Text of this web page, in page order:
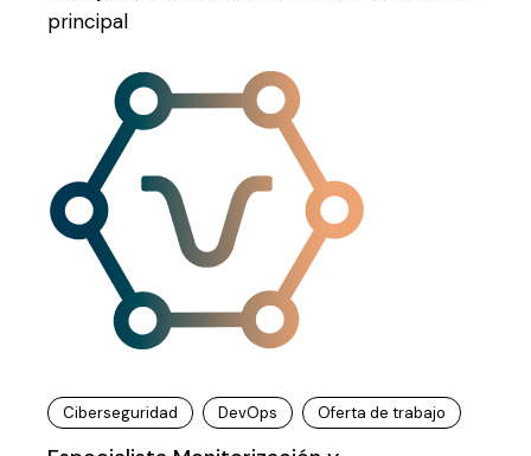
principal
Ciberseguridad DevOps Oferta de trabajo